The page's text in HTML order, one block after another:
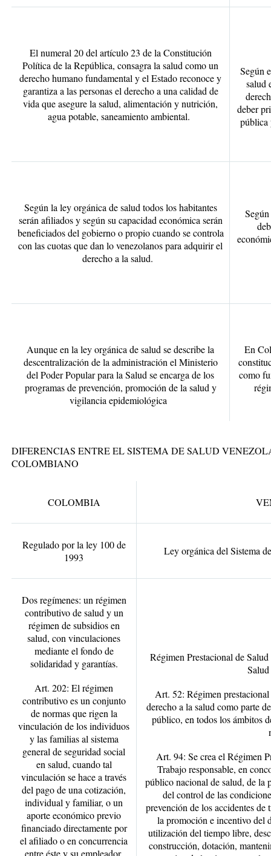
El numeral 20 del artículo 23 de la Constitución
Política de la República, consagra la salud como un
derecho humano fundamental y el Estado reconoce y
garantiza a las personas el derecho a una calidad de
vida que asegure la salud, alimentación y nutrición,
agua potable, saneamiento ambiental.
Según
salud
deber
pública
Según la ley orgánica de salud todos los habitantes
serán afiliados y según su capacidad económica serán
beneficiados del gobierno o propio cuando se controla
con las cuotas que dan lo venezolanos para adquirir el
derecho a la salud.
Aunque en la ley orgánica de salud se describe la
descentralización de la administración el Ministerio
del Poder Popular para la Salud se encarga de los
programas de prevención, promoción de la salud y
vigilancia epidemiológica
En
como
DIFERENCIAS ENTRE EL SISTEMA DE SALUD
COLOMBIANO
COLOMBIA
Regulado por la ley 100 de
1993
Ley orgánica del Sistema
Dos regímenes: un régimen
contributivo de salud y un
régimen de subsidios en
salud, con vinculaciones
mediante el fondo de
solidaridad y garantías.
Art. 202: El régimen
contributivo es un conjunto
de normas que rigen la
vinculación de los individuos
y las familias al sistema
general de seguridad social
en salud, cuando tal
vinculación se hace a través
del pago de una cotización,
individual y familiar, o un
aporte económico previo
financiado directamente por
el afiliado o en concurrencia
entre éste y su empleador.
Régimen Prestacional de
Art. 52: Régimen
derecho a la salud como parte
público, en todos los ámbitos
Art. 94: Se crea el Régimen
Trabajo responsable, en
público nacional de salud, de la
del control de las
prevención de los accidentes de
la promoción e incentivo del
utilización del tiempo libre,
construcción, dotación,